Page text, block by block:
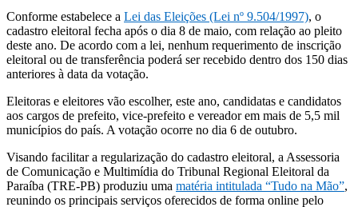
Conforme estabelece a Lei das Eleições (Lei nº 9.504/1997), o
cadastro eleitoral fecha após o dia 8 de maio, com relação ao pleito
deste ano. De acordo com a lei, nenhum requerimento de inscrição
eleitoral ou de transferência poderá ser recebido dentro dos 150 dias
anteriores à data da votação.
Eleitoras e eleitores vão escolher, este ano, candidatas e candidatos
aos cargos de prefeito, vice-prefeito e vereador em mais de 5,5 mil
municípios do país. A votação ocorre no dia 6 de outubro.
Visando facilitar a regularização do cadastro eleitoral, a Assessoria
de Comunicação e Multimídia do Tribunal Regional Eleitoral da
Paraíba (TRE-PB) produziu uma matéria intitulada “Tudo na Mão”,
reunindo os principais serviços oferecidos de forma online pelo